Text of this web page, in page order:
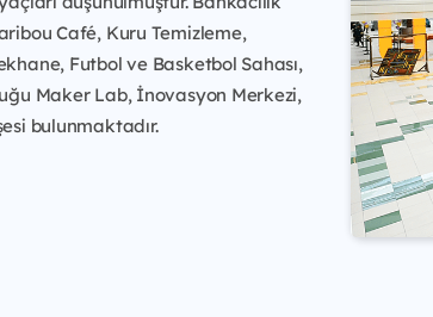
Café, Kuru Temizleme,
Futbol ve Basketbol Sahası,
Maker Lab, İnovasyon Merkezi,
bulunmaktadır.